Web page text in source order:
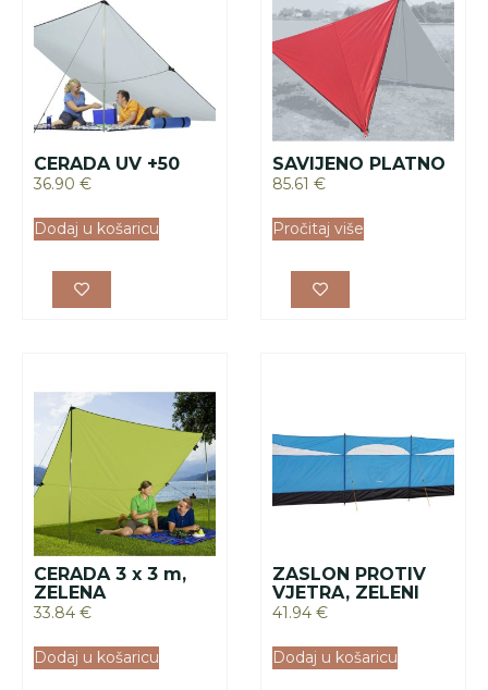
CERADA UV +50
36.90 €
Dodaj u košaricu
SAVIJENO PLATNO
85.61 €
Pročitaj više
CERADA 3 x 3 m,
ZELENA
33.84 €
Dodaj u košaricu
ZASLON PROTIV
VJETRA, ZELENI
41.94 €
Dodaj u košaricu